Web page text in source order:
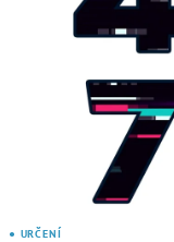
● URČENÍ